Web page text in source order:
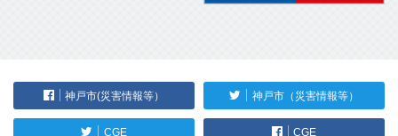
神戸市(災害情報等） 神戸市（災害情報等）
CGE CGE